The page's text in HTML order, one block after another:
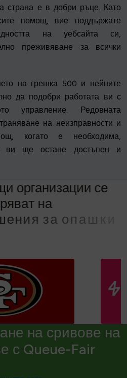
страна е в добри ръце. Като
помощ, вие поддържате
на уебсайта си,
преживяване за всички
на грешка 500 и нейните
да подобри работата ви с
управление. Редовната
на неизправности и
когато е необходима,
ви ще остане достъпен и
и организации се
ряват на
енияз а о пашки
на сривове на
с Queue-Fair